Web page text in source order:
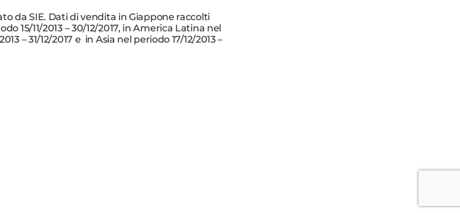
da SIE. Dati di vendita in Giappone raccolti
15/11/2013 – 30/12/2017, in America Latina nel
– 31/12/2017 e in Asia nel periodo 17/12/2013 –